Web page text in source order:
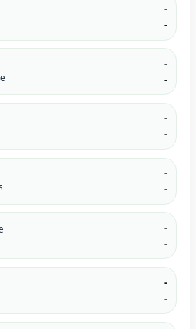
-
-
-
-
-
-
-
-
-
-
-
-